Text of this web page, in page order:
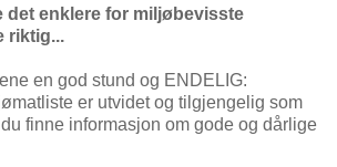
det enklere for miljøbevisste
riktig...
en god stund og ENDELIG:
er utvidet og tilgjengelig som
finne informasjon om gode og dårlige